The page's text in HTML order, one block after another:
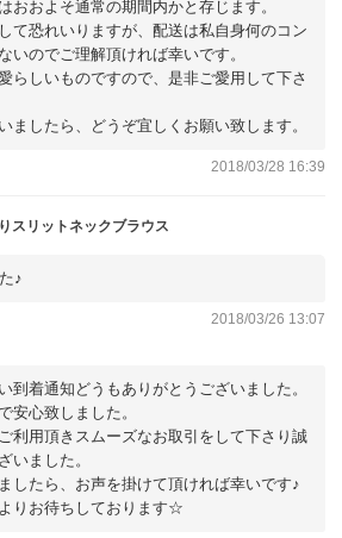
おおよそ通常の期間内かと存じます。
て恐れいりますが、配送は私自身何のコン
いのでご理解頂ければ幸いです。
らしいものですので、是非ご愛用して下さ
ましたら、どうぞ宜しくお願い致します。
2018/03/28 16:39
スリットネックブラウス
♪
2018/03/26 13:07
到着通知どうもありがとうございました。
安心致しました。
利用頂きスムーズなお取引をして下さり誠
いました。
したら、お声を掛けて頂ければ幸いです♪
りお待ちしております☆